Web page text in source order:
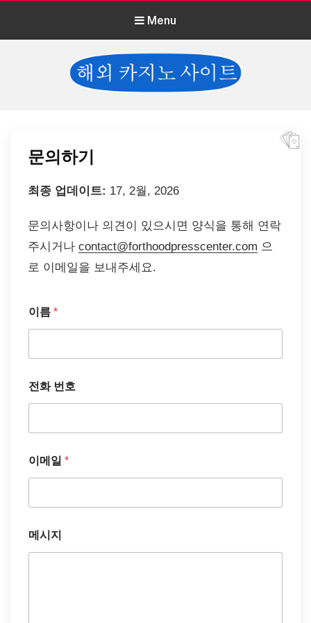
Menu
문의하기
최종 업데이트: 17, 2월, 2026
문의사항이나 의견이 있으시면 양식을 통해 연락
주시거나 contact@forthoodpresscenter.com 으
로 이메일을 보내주세요.
이름 *
전화 번호
름
이
이메일 *
메시지